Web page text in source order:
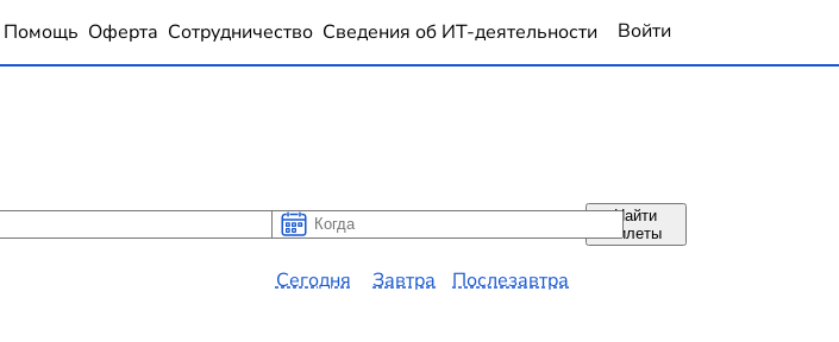
Помощь Оферта Сотрудничество Сведения об ИТ-деятельности Войти
Когда
Когда
Сегодня Завтра Послезавтра
Найти
билеты